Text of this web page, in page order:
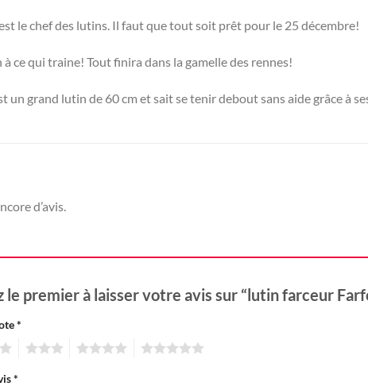
le chef des lutins. Il faut que tout soit prêt pour le 25 décembre!
ce qui traine! Tout finira dans la gamelle des rennes!
un grand lutin de 60 cm et sait se tenir debout sans aide grâce à
d’avis.
le premier à laisser votre avis sur “lutin farceur
*
*